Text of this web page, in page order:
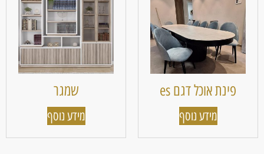
פינת אוכל דגם es
מידע נוסף
שמגר
מידע נוסף